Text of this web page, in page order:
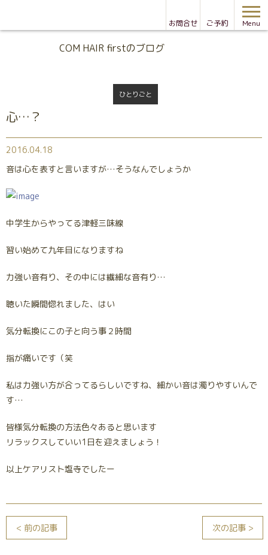
お問合せ ご予約 Menu
COM HAIR firstのブログ
ひとりごと
心…？
2016.04.18
音は心を表すと言いますが…そうなんでしょうか
中学生からやってる津軽三味線
習い始めて九年目になりますね
力強い音有り、その中には繊細な音有り…
聴いた瞬間惚れました、はい
気分転換にこの子と向う事２時間
指が痛いです（笑
私は力強い方が合ってるらしいですね、細かい音は濁りやすいんで
す…
皆様気分転換の方法色々あると思います
リラックスしていい1日を迎えましょう！
以上ケアリスト塩寺でしたー
< 前の記事 次の記事 >